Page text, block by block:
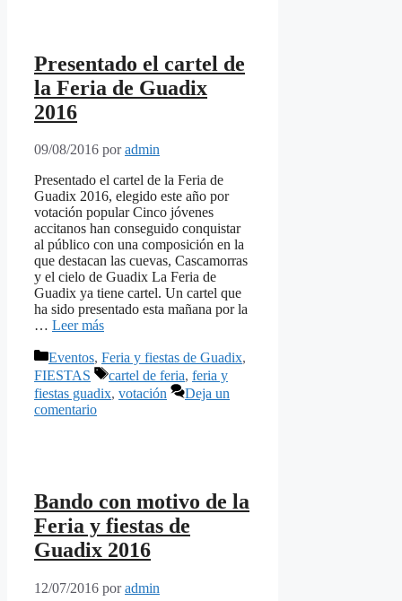
Presentado el cartel de
la Feria de Guadix
2016
09/08/2016 poradmin
Presentado el cartel de la Feria de
Guadix 2016, elegido este año por
votación popular Cinco jóvenes
accitanos han conseguido conquistar
al público con una composición en la
que destacan las cuevas, Cascamorras
y el cielo de Guadix La Feria de
Guadix ya tiene cartel. Un cartel que
ha sido presentado esta mañana por la
… Leer más
Categorías
Eventos, Feria y fiestas de Guadix,
FIESTAS
Etiquetas
cartel de feria, feria y
fiestas guadix, votación
Deja un
comentario
Bando con motivo de la
Feria y fiestas de
Guadix 2016
12/07/2016 poradmin